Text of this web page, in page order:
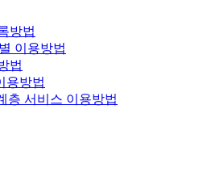
방법
이용방법
법
용방법
층 서비스 이용방법